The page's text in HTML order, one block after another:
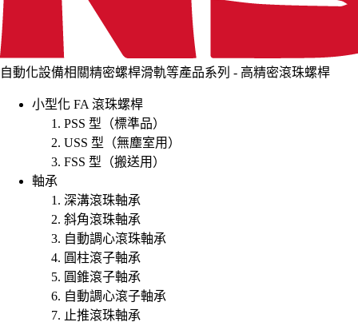
自動化設備相關精密螺桿滑軌等產品系列 - 高精密滾珠螺桿
小型化 FA 滾珠螺桿
PSS 型（標準品）
USS 型（無塵室用）
FSS 型（搬送用）
軸承
深溝滾珠軸承
斜角滾珠軸承
自動調心滾珠軸承
圓柱滾子軸承
圓錐滾子軸承
自動調心滾子軸承
止推滾珠軸承